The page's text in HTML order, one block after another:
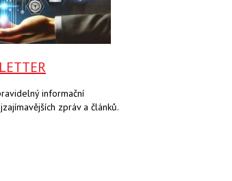
informační
zpráv a článků.